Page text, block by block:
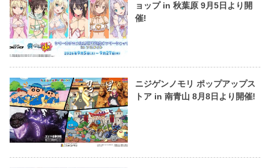
ョップ in 秋葉原 9月5日より開
催!
ニジゲンノモリ ポップアップス
トア in 南青山 8月8日より開催!